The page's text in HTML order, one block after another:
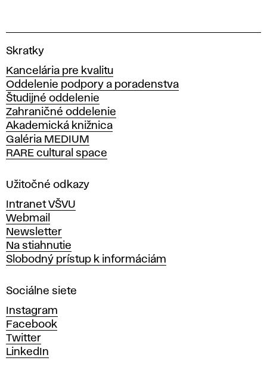
V
s
o
k
á
š
k
o
a
ý
t
v
a
r
ý
c
h
u
m
e
Skratky
Kancelária pre kvalitu
Oddelenie podpory a poradenstva
Študijné oddelenie
Zahraničné oddelenie
Akademická knižnica
Galéria MEDIUM
RARE cultural space
Užitočné odkazy
Intranet VŠVU
Webmail
Newsletter
Na stiahnutie
Slobodný prístup k informáciám
Sociálne siete
Instagram
Facebook
Twitter
LinkedIn